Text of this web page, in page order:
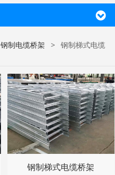
钢制电缆桥架 >
钢制梯式电缆
钢制梯式电缆桥架